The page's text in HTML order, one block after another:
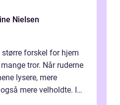
Nielsen
større forskel for hjem
tror. Når ruderne
lysere, mere
mere velholdte. I